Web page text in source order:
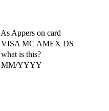
As Appers on card
VISA MC AMEX DS
what is this?
MM/YYYY